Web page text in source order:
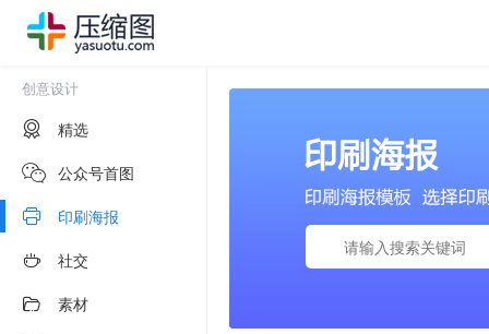
创意设计
精选
公众号首图
印刷海报
社交
素材